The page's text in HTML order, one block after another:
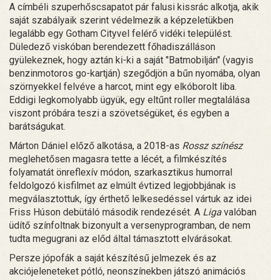
A címbéli szuperhőscsapatot pár falusi kissrác alkotja, akik
saját szabályaik szerint védelmezik a képzeletükben
legalább egy Gotham Cityvel felérő vidéki települést.
Düledező viskóban berendezett főhadiszálláson
gyülekeznek, hogy aztán ki-ki a saját "Batmobilján" (vagyis
benzinmotoros go-kartján) szegődjön a bűn nyomába, olyan
szörnyekkel felvéve a harcot, mint egy elkóborolt liba.
Eddigi legkomolyabb ügyük, egy eltűnt roller megtalálása
viszont próbára teszi a szövetségüket, és egyben a
barátságukat.
Márton Dániel előző alkotása, a 2018-as Rossz színész
meglehetősen magasra tette a lécét, a filmkészítés
folyamatát önreflexív módon, szarkasztikus humorral
feldolgozó kisfilmet az elmúlt évtized legjobbjának is
megválasztottuk, így érthető lelkesedéssel vártuk az idei
Friss Húson debütáló második rendezését. A Liga valóban
üdítő színfoltnak bizonyult a versenyprogramban, de nem
tudta megugrani az előd által támasztott elvárásokat.
Persze jópofák a saját készítésű jelmezek és az
akciójeleneteket pótló, neonszínekben játszó animációs